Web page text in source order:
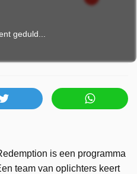
geduld...
is een programma
team van oplichters keert